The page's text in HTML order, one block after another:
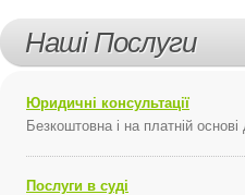
Наші Послуги
Юридичні консультації
Безкоштовна і на платній
Послуги в суді